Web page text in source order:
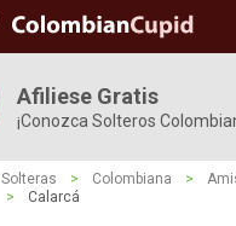
Afiliese Gratis
¡Conozca Solteros
Solteras > Colombiana >
> Calarcá